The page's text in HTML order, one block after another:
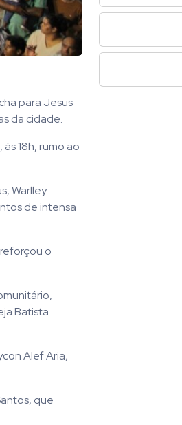
para Jesus
da cidade.
18h, rumo ao
Warlley
de intensa
o
Batista
Alef Aria,
que